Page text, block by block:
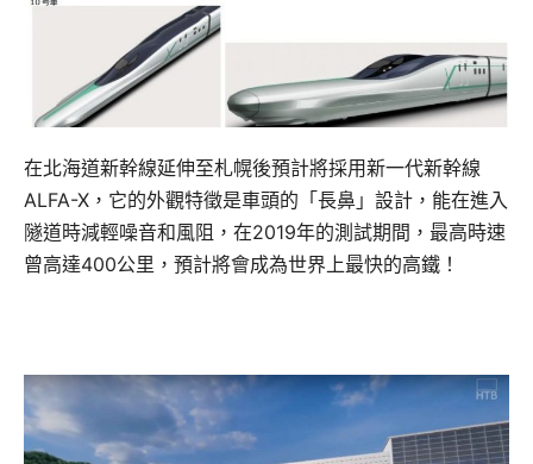
在北海道新幹線延伸至札幌後預計將採用新一代新幹線
ALFA-X，它的外觀特徵是車頭的「長鼻」設計，能在進入
隧道時減輕噪音和風阻，在2019年的測試期間，最高時速
曾高達400公里，預計將會成為世界上最快的高鐵！